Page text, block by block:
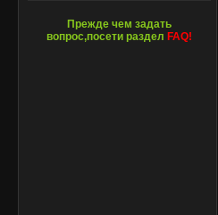
Прежде чем задать
вопрос,посети раздел FAQ!